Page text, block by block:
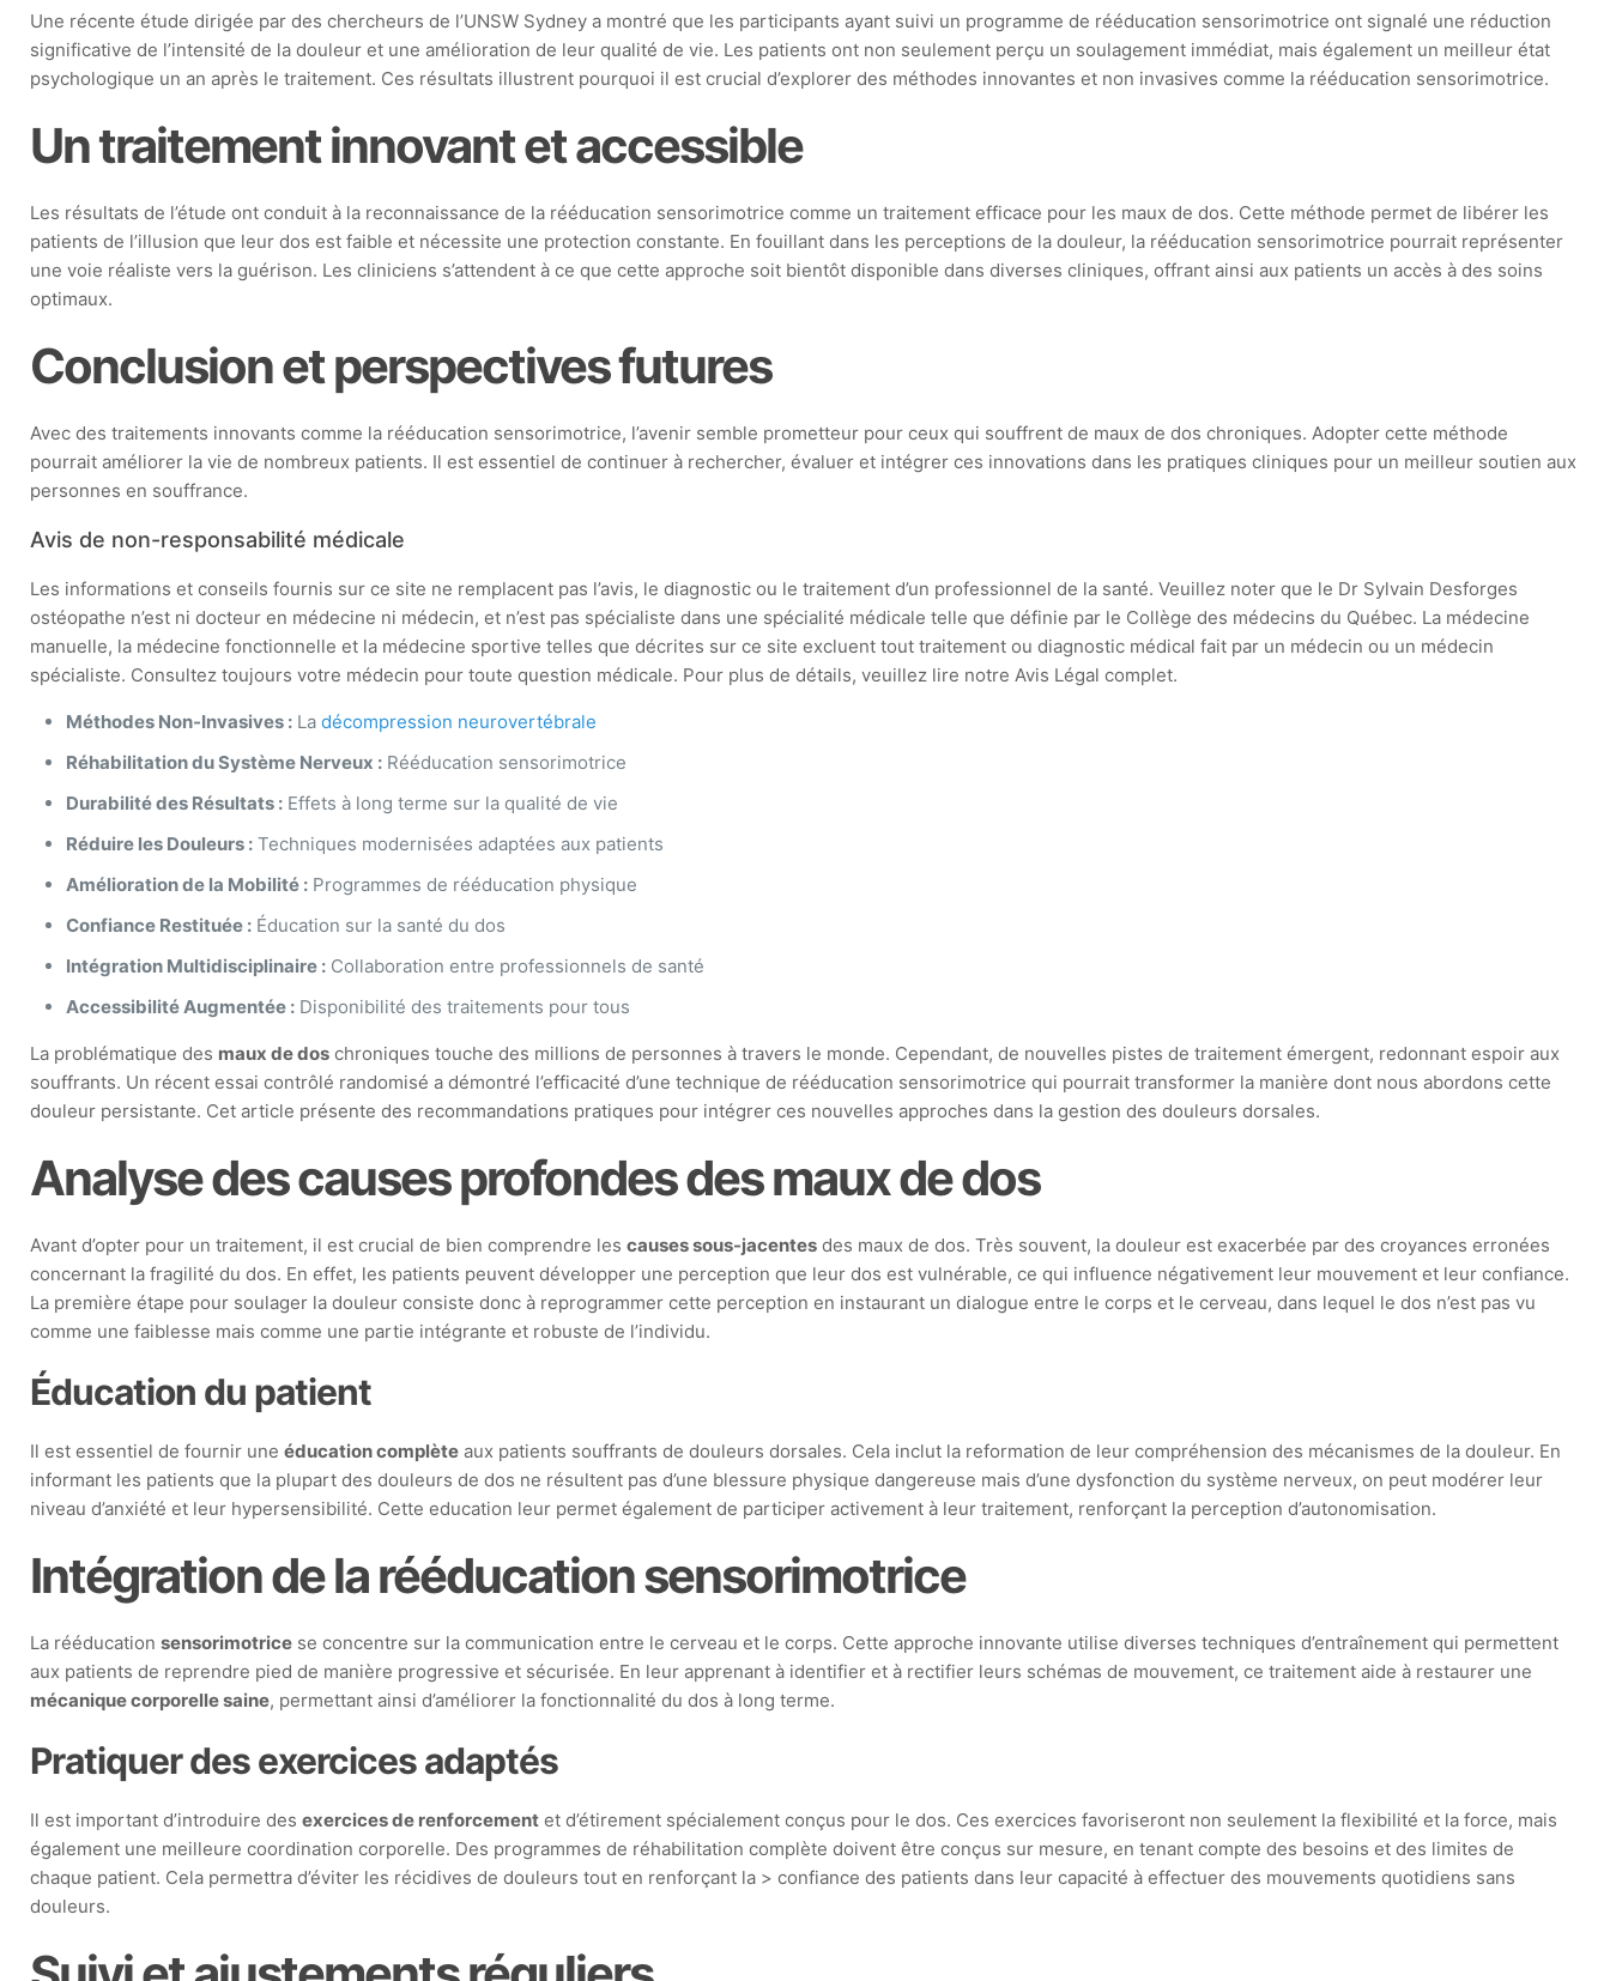
Une récente étude dirigée par des chercheurs de l’UNSW Sydney a montré que les participants ayant suivi un programme de rééducation sensorimotrice ont signalé une réduction
significative de l’intensité de la douleur et une amélioration de leur qualité de vie. Les patients ont non seulement perçu un soulagement immédiat, mais également un meilleur état
psychologique un an après le traitement. Ces résultats illustrent pourquoi il est crucial d’explorer des méthodes innovantes et non invasives comme la rééducation sensorimotrice.
Un traitement innovant et accessible
Les résultats de l’étude ont conduit à la reconnaissance de la rééducation sensorimotrice comme un traitement efficace pour les maux de dos. Cette méthode permet de libérer les
patients de l’illusion que leur dos est faible et nécessite une protection constante. En fouillant dans les perceptions de la douleur, la rééducation sensorimotrice pourrait représenter
une voie réaliste vers la guérison. Les cliniciens s’attendent à ce que cette approche soit bientôt disponible dans diverses cliniques, offrant ainsi aux patients un accès à des soins
optimaux.
Conclusion et perspectives futures
Avec des traitements innovants comme la rééducation sensorimotrice, l’avenir semble prometteur pour ceux qui souffrent de maux de dos chroniques. Adopter cette méthode
pourrait améliorer la vie de nombreux patients. Il est essentiel de continuer à rechercher, évaluer et intégrer ces innovations dans les pratiques cliniques pour un meilleur soutien aux
personnes en souffrance.
Avis de non-responsabilité médicale
Les informations et conseils fournis sur ce site ne remplacent pas l’avis, le diagnostic ou le traitement d’un professionnel de la santé. Veuillez noter que le Dr Sylvain Desforges
ostéopathe n’est ni docteur en médecine ni médecin, et n’est pas spécialiste dans une spécialité médicale telle que définie par le Collège des médecins du Québec. La médecine
manuelle, la médecine fonctionnelle et la médecine sportive telles que décrites sur ce site excluent tout traitement ou diagnostic médical fait par un médecin ou un médecin
spécialiste. Consultez toujours votre médecin pour toute question médicale. Pour plus de détails, veuillez lire notre Avis Légal complet.
Méthodes Non-Invasives : Ladécompression neurovertébrale
Réhabilitation du Système Nerveux : Rééducation sensorimotrice
Durabilité des Résultats : Effets à long terme sur la qualité de vie
Réduire les Douleurs : Techniques modernisées adaptées aux patients
Amélioration de la Mobilité : Programmes de rééducation physique
Confiance Restituée : Éducation sur la santé du dos
Intégration Multidisciplinaire : Collaboration entre professionnels de santé
Accessibilité Augmentée : Disponibilité des traitements pour tous
La problématique des maux de dos chroniques touche des millions de personnes à travers le monde. Cependant, de nouvelles pistes de traitement émergent, redonnant espoir aux
souffrants. Un récent essai contrôlé randomisé a démontré l’efficacité d’une technique de rééducation sensorimotrice qui pourrait transformer la manière dont nous abordons cette
douleur persistante. Cet article présente des recommandations pratiques pour intégrer ces nouvelles approches dans la gestion des douleurs dorsales.
Analyse des causes profondes des maux de dos
Avant d’opter pour un traitement, il est crucial de bien comprendre lescauses sous-jacentes des maux de dos. Très souvent, la douleur est exacerbée par des croyances erronées
concernant la fragilité du dos. En effet, les patients peuvent développer une perception que leur dos est vulnérable, ce qui influence négativement leur mouvement et leur confiance.
La première étape pour soulager la douleur consiste donc à reprogrammer cette perception en instaurant un dialogue entre le corps et le cerveau, dans lequel le dos n’est pas vu
comme une faiblesse mais comme une partie intégrante et robuste de l’individu.
Éducation du patient
Il est essentiel de fournir uneéducation complète aux patients souffrants de douleurs dorsales. Cela inclut la reformation de leur compréhension des mécanismes de la douleur. En
informant les patients que la plupart des douleurs de dos ne résultent pas d’une blessure physique dangereuse mais d’une dysfonction du système nerveux, on peut modérer leur
niveau d’anxiété et leur hypersensibilité. Cette education leur permet également de participer activement à leur traitement, renforçant la perception d’autonomisation.
Intégration de la rééducation sensorimotrice
La rééducationsensorimotrice se concentre sur la communication entre le cerveau et le corps. Cette approche innovante utilise diverses techniques d’entraînement qui permettent
aux patients de reprendre pied de manière progressive et sécurisée. En leur apprenant à identifier et à rectifier leurs schémas de mouvement, ce traitement aide à restaurer une
mécanique corporelle saine, permettant ainsi d’améliorer la fonctionnalité du dos à long terme.
Pratiquer des exercices adaptés
Il est important d’introduire desexercices de renforcement et d’étirement spécialement conçus pour le dos. Ces exercices favoriseront non seulement la flexibilité et la force, mais
également une meilleure coordination corporelle. Des programmes de réhabilitation complète doivent être conçus sur mesure, en tenant compte des besoins et des limites de
chaque patient. Cela permettra d’éviter les récidives de douleurs tout en renforçant la > confiance des patients dans leur capacité à effectuer des mouvements quotidiens sans
douleurs.